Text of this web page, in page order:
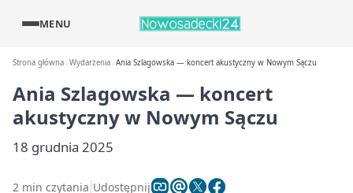
MENU
Strona główna Wydarzenia Ania Szlagowska — koncert akustyczny w Nowym Sączu
Ania Szlagowska — koncert
akustyczny w Nowym Sączu
18 grudnia 2025
2 min czytania Udostępnij